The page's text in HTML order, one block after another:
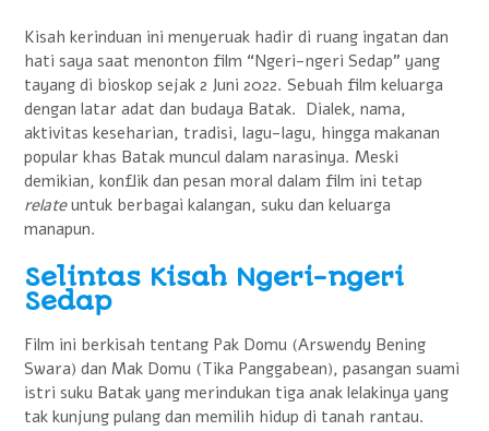
Kisah kerinduan ini menyeruak hadir di ruang ingatan dan
hati saya saat menonton film “Ngeri-ngeri Sedap” yang
tayang di bioskop sejak 2 Juni 2022. Sebuah film keluarga
dengan latar adat dan budaya Batak. Dialek, nama,
aktivitas keseharian, tradisi, lagu-lagu, hingga makanan
popular khas Batak muncul dalam narasinya. Meski
demikian, konflik dan pesan moral dalam film ini tetap
relateuntuk berbagai kalangan, suku dan keluarga
manapun.
Selintas Kisah Ngeri-ngeri
Sedap
Film ini berkisah tentang Pak Domu (Arswendy Bening
Swara) dan Mak Domu (Tika Panggabean), pasangan suami
istri suku Batak yang merindukan tiga anak lelakinya yang
tak kunjung pulang dan memilih hidup di tanah rantau.